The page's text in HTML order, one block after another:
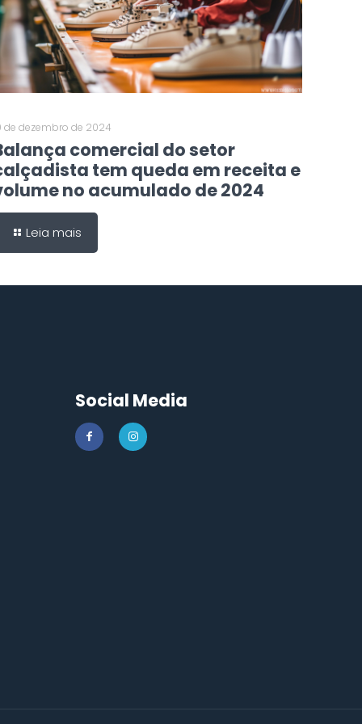
de dezembro de 2024
comercial do setor
tem queda em receita e
no acumulado de 2024
Leia mais
Social Media